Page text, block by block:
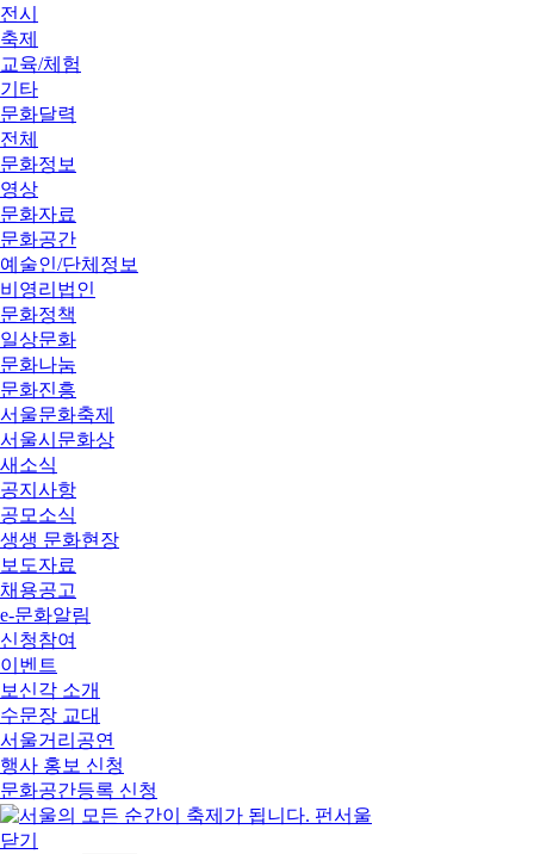
전시
축제
교육/체험
기타
문화달력
전체
문화정보
영상
문화자료
문화공간
예술인/단체정보
비영리법인
문화정책
일상문화
문화나눔
문화진흥
서울문화축제
서울시문화상
새소식
공지사항
공모소식
생생 문화현장
보도자료
채용공고
e-문화알림
신청참여
이벤트
보신각 소개
수문장 교대
서울거리공연
행사 홍보 신청
문화공간등록 신청
닫기